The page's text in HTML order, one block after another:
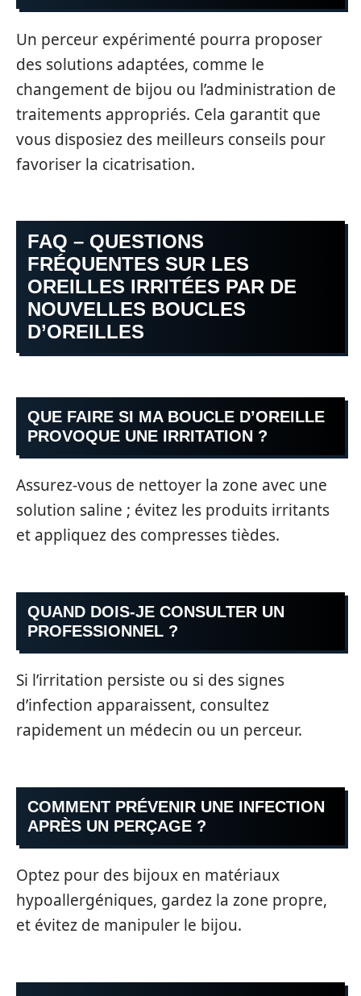
Un perceur expérimenté pourra proposer
des solutions adaptées, comme le
changement de bijou ou l’administration de
traitements appropriés. Cela garantit que
vous disposiez des meilleurs conseils pour
favoriser la cicatrisation.
FAQ – QUESTIONS
FRÉQUENTES SUR LES
OREILLES IRRITÉES PAR DE
NOUVELLES BOUCLES
D’OREILLES
QUE FAIRE SI MA BOUCLE D’OREILLE
PROVOQUE UNE IRRITATION ?
Assurez-vous de nettoyer la zone avec une
solution saline ; évitez les produits irritants
et appliquez des compresses tièdes.
QUAND DOIS-JE CONSULTER UN
PROFESSIONNEL ?
Si l’irritation persiste ou si des signes
d’infection apparaissent, consultez
rapidement un médecin ou un perceur.
COMMENT PRÉVENIR UNE INFECTION
APRÈS UN PERÇAGE ?
Optez pour des bijoux en matériaux
hypoallergéniques, gardez la zone propre,
et évitez de manipuler le bijou.